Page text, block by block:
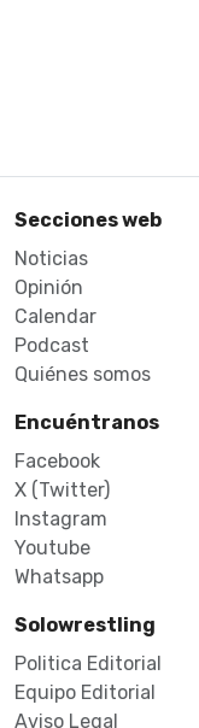
Secciones web
Noticias
Opinión
Calendar
Podcast
Quiénes somos
Encuéntranos
Facebook
X (Twitter)
Instagram
Youtube
Whatsapp
Solowrestling
Politica Editorial
Equipo Editorial
Aviso Legal